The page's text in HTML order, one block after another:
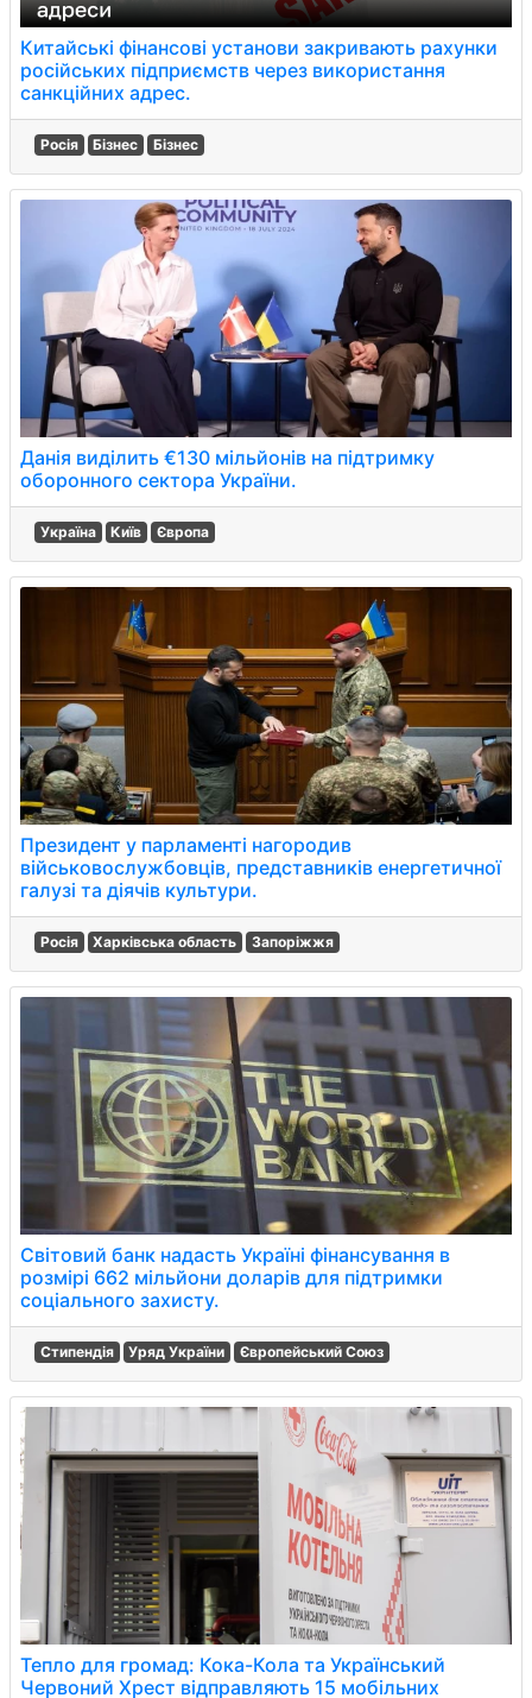
Китайські фінансові установи закривають рахунки
російських підприємств через використання
санкційних адрес.
Росія Бізнес Бізнес
Данія виділить €130 мільйонів на підтримку
оборонного сектора України.
Україна Київ Європа
Президент у парламенті нагородив
військовослужбовців, представників енергетичної
галузі та діячів культури.
Росія Харківська область Запоріжжя
Світовий банк надасть Україні фінансування в
розмірі 662 мільйони доларів для підтримки
соціального захисту.
Стипендія Уряд України Європейський Союз
Тепло для громад: Кока-Кола та Український
Червоний Хрест відправляють 15 мобільних